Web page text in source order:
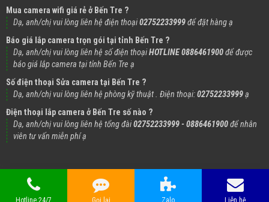
Mua camera wifi giá rẻ ở Bến Tre ?
Dạ, anh/chị vui lòng liên hệ điện thoại02752233999để đặt hàng ạ
Báo giá lắp camera trọn gói tại tỉnh Bến Tre ?
Dạ, anh/chị vui lòng liên hệ số điện thoạiHOTLINE 0886461900để được
báo giá lắp camera tại tỉnh Bến Tre ạ
Số điện thoại Sửa camera tại Bến Tre ?
Dạ, anh/chị vui lòng liên hệ phòng kỹ thuật . Điện thoại:02752233999ạ
Điện thoại lắp camera ở Bến Tre số nào ?
Dạ, anh/chị vui lòng liên hệ tổng đài02752233999 - 0886461900để nhân
viên tư vấn miễn phí ạ
Hotline 24/7 Gọi lại Zalo Liên hệ